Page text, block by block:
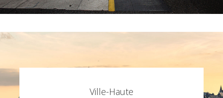
Ville-Haute